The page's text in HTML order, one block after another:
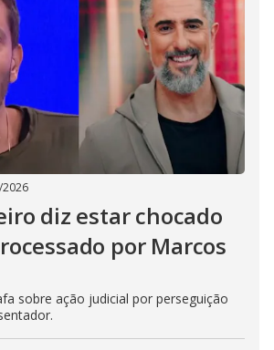
diz estar chocado
por Marcos
sobre ação judicial por perseguição